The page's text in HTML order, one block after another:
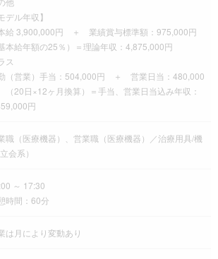
デル年収】
給 3,900,000円 ＋ 業績賞与標準額：975,000円
基本給年額の25％）＝理論年収：4,875,000円
ス
（営業）手当：504,000円 ＋ 営業日当：480,000
20日×12ヶ月換算）＝手当、営業日当込み年収：
円
職（医療機器）、営業職（医療機器）／治療用具/機
会系）
～ 17:30
時間：60分
は月により変動あり